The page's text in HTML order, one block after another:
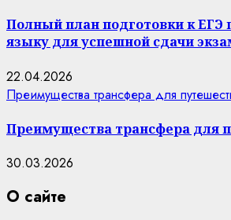
Полный план подготовки к ЕГЭ
языку для успешной сдачи
22.04.2026
Преимущества трансфера для
Преимущества трансфера для
30.03.2026
О сайте